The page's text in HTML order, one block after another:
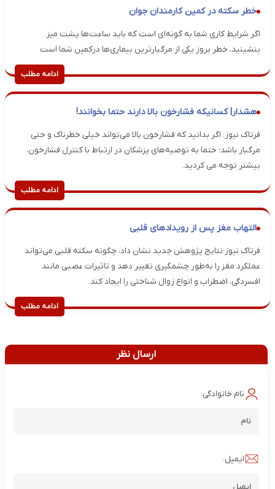
خطر سکته در کمین کارمندان جوان
اگر شرایط کاری شما به گونه‌ای است که باید ساعت‌ها پشت میز
بنشینید، خطر بروز یکی از مرگبارترین بیماری‌ها درکمین شما است
ادامه مطلب
هشدار| کسانیکه فشارخون بالا دارند حتما بخوانند!
فرتاک نیوز: اگر بدانید که فشارخون بالا می‌تواند خیلی خطرناک و حتی
مرگبار باشد؛ حتما به توصیه‌های پزشکان در ارتباط با کنترل فشارخون،
بیشتر توجه می کردید.
ادامه مطلب
التهاب مغز پس از رویدادهای قلبی
فرتاک نیوز:نتایج پژوهش جدید نشان داد، چگونه سکته قلبی می‌تواند
عملکرد مغز را به‌طور چشمگیری تغییر دهد و تاثیرات عصبی مانند
افسردگی، اضطراب و انواع زوال شناختی را ایجاد کند.
ادامه مطلب
ارسال نظر
نام خانوادگی:
ایمیل: